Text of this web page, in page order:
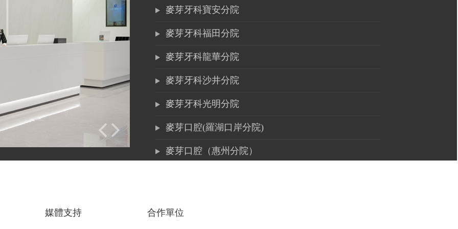
麥芽牙科寶安分院
麥芽牙科福田分院
麥芽牙科龍華分院
麥芽牙科沙井分院
麥芽牙科光明分院
麥芽口腔(羅湖口岸分院)
麥芽口腔（惠州分院）
媒體支持
合作單位